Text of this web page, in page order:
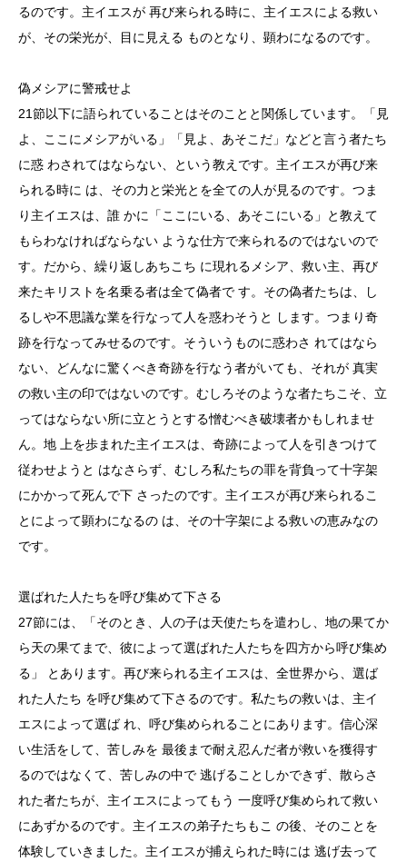
るのです。主イエスが 再び来られる時に、主イエスによる救い
が、その栄光が、目に見える ものとなり、顕わになるのです。
偽メシアに警戒せよ
21節以下に語られていることはそのことと関係しています。「見
よ、ここにメシアがいる」「見よ、あそこだ」などと言う者たち
に惑 わされてはならない、という教えです。主イエスが再び来
られる時に は、その力と栄光とを全ての人が見るのです。つま
り主イエスは、誰 かに「ここにいる、あそこにいる」と教えて
もらわなければならない ような仕方で来られるのではないので
す。だから、繰り返しあちこち に現れるメシア、救い主、再び
来たキリストを名乗る者は全て偽者で す。その偽者たちは、し
るしや不思議な業を行なって人を惑わそうと します。つまり奇
跡を行なってみせるのです。そういうものに惑わさ れてはなら
ない、どんなに驚くべき奇跡を行なう者がいても、それが 真実
の救い主の印ではないのです。むしろそのような者たちこそ、立
ってはならない所に立とうとする憎むべき破壊者かもしれませ
ん。地 上を歩まれた主イエスは、奇跡によって人を引きつけて
従わせようと はなさらず、むしろ私たちの罪を背負って十字架
にかかって死んで下 さったのです。主イエスが再び来られるこ
とによって顕わになるの は、その十字架による救いの恵みなの
です。
選ばれた人たちを呼び集めて下さる
27節には、「そのとき、人の子は天使たちを遣わし、地の果てか
ら天の果てまで、彼によって選ばれた人たちを四方から呼び集め
る」 とあります。再び来られる主イエスは、全世界から、選ば
れた人たち を呼び集めて下さるのです。私たちの救いは、主イ
エスによって選ば れ、呼び集められることにあります。信心深
い生活をして、苦しみを 最後まで耐え忍んだ者が救いを獲得す
るのではなくて、苦しみの中で 逃げることしかできず、散らさ
れた者たちが、主イエスによってもう 一度呼び集められて救い
にあずかるのです。主イエスの弟子たちもこ の後、そのことを
体験していきました。主イエスが捕えられた時には 逃げ去って